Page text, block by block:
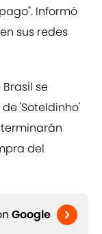
Informó
sus redes
se
'Soteldinho'
del
Google